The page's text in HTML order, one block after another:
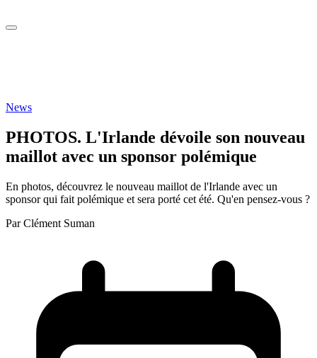
News
PHOTOS. L'Irlande dévoile son nouveau
maillot avec un sponsor polémique
En photos, découvrez le nouveau maillot de l'Irlande avec un
sponsor qui fait polémique et sera porté cet été. Qu'en pensez-vous ?
Par Clément Suman